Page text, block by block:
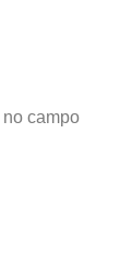
campo